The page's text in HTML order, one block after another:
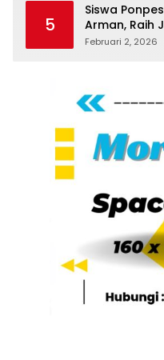
5
Siswa
Arman, Raih
Putra di Riau
Februari 2, 2026